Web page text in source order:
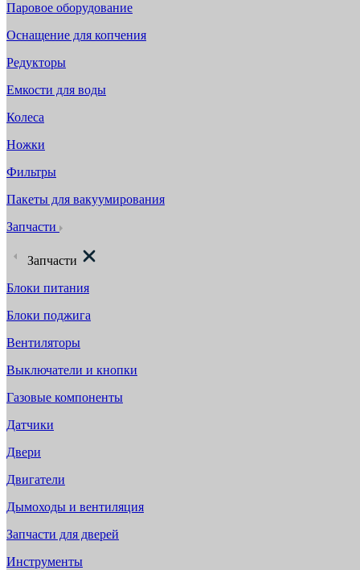
Паровое оборудование
Оснащение для копчения
Редукторы
Емкости для воды
Колеса
Ножки
Фильтры
Пакеты для вакуумирования
Запчасти
Запчасти
Блоки питания
Блоки поджига
Вентиляторы
Выключатели и кнопки
Газовые компоненты
Датчики
Двери
Двигатели
Дымоходы и вентиляция
Запчасти для дверей
Инструменты